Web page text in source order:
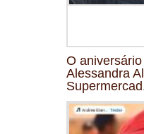
O
Alessandra